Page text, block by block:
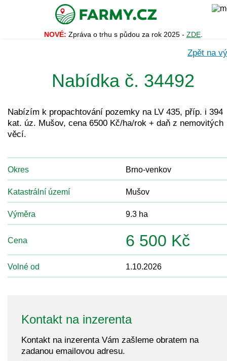
NOVÉ: Zpráva o trhu s půdou za rok 2025 - ZDE.
Zpět na
Nabídka č. 34492
Nabízím k propachtování pozemky na LV 435, příp. i 394
kat. úz. Mušov, cena 6500 Kč/ha/rok + daň z nemovitých
věcí.
Okres Brno-venkov
Katastrální území Mušov
Výměra 9.3 ha
Cena 6 500 Kč
Volné od 1.10.2026
Kontakt na inzerenta
Kontakt na inzerenta Vám zašleme obratem na
zadanou emailovou adresu.